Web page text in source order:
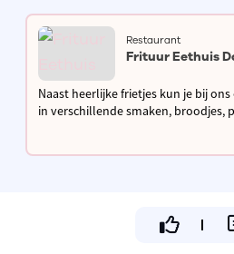
Restaurant
Frituur Eethuis
Naast heerlijke frietjes kun je bij
in verschillende smaken, broodjes,
gesloten, andere dagen open van